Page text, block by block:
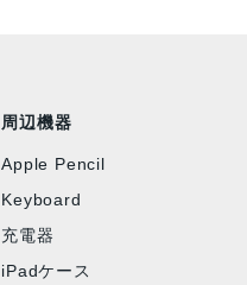
周辺機器
Apple Pencil
Keyboard
充電器
iPadケース